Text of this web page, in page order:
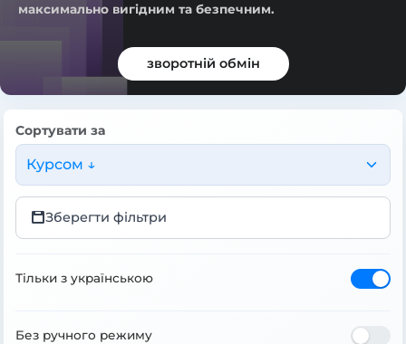
максимально вигідним та безпечним.
зворотній обмін
Сортувати за
Курсом ↓
Зберегти фільтри
Тільки з українською
Без ручного режиму